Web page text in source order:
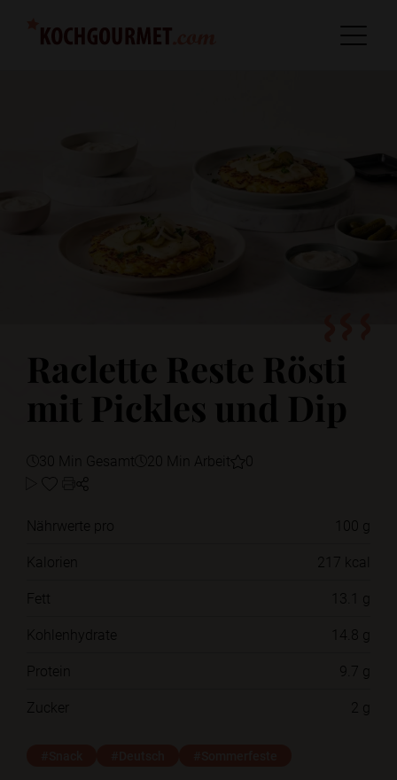
Raclette Reste Rösti
mit Pickles und Dip
30 Min Gesamt 20 Min Arbeit 0
Nährwerte pro
100 g
Kalorien
217 kcal
Fett
13.1 g
Kohlenhydrate
14.8 g
Protein
9.7 g
Zucker
2 g